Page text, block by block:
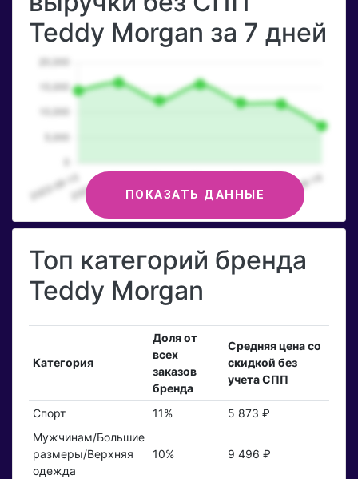
Teddy Morgan за 7 дней
ПОКАЗАТЬ ДАННЫЕ
Топ категорий бренда
Teddy Morgan
Категория
Доля от
всех
заказов
бренда
Средняя цена со
скидкой без
учета СПП
Спорт 11%
5 873 ₽
Мужчинам/Большие
размеры/Верхняя
одежда
10% 9 496 ₽